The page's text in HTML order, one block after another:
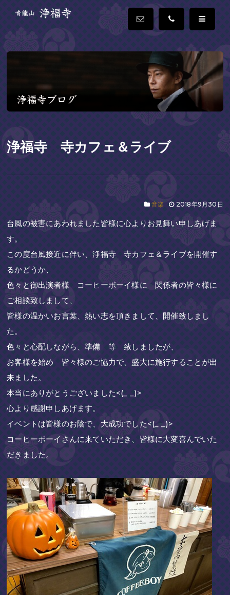
浄福寺 寺カフェ＆ライブ
2018年9月30日
音楽
台風の被害にあわれました皆様に心よりお見舞い申しあげま
す。
この度台風接近に伴い、浄福寺 寺カフェ＆ライブを開催す
るかどうか、
色々と御出演者様 コーヒーボーイ様に 関係者の皆々様に
ご相談致しまして、
皆様の温かいお言葉、熱い志を頂きまして、開催致しまし
た。
色々と心配しながら、準備 等 致しましたが、
お客様を始め 皆々様のご協力で、盛大に施行することが出
来ました。
本当にありがとうございました<(_ _)>
心より感謝申しあげます。
イベントは皆様のお陰で、大成功でした<(_ _)>
コーヒーボーイさんに来ていただき、皆様に大変喜んでいた
だきました。